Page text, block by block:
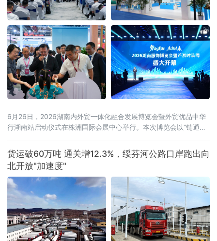
6月26日，2026湖南内外贸一体化融合发展博览会暨外贸优品中华
行湖南站启动仪式在株洲国际会展中心举行。本次博览会以“链通内
万平方米，设置四大主题馆、十大特色展区，吸引近600家企业参
展，来自15个国家和地区及国内20余个省市的近2000名客商参会。
喀麦隆驻华大使、驻华使团团长马丁·姆巴纳，商务部外贸发展事务
局副局
货运破60万吨 通关增12.3%，绥芬河公路口岸跑出向
北开放"加速度"